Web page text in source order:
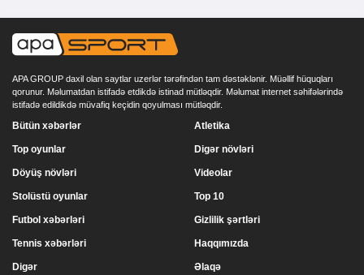
APA GROUP daxil olan saytlar uzerlər tərəfindən tam dəstəklənir. Müəllif hüquqları
qorunur. Məlumatdan istifadə etdikdə istinad mütləqdir. Məlumat internet səhifələrində
istifadə edildikdə müvafiq keçidin qoyulması mütləqdir.
Bütün xəbərlər
Top oyunlar
Döyüş növləri
Stolüstü oyunlar
Atletika
Digər növləri
Videolar
Top 10
Futbol xəbərləri
Tennis xəbərləri
Digər
Gizlilik şərtləri
Haqqımızda
Əlaqə